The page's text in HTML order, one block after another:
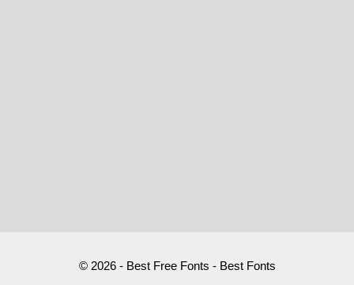
© 2026 - Best Free Fonts - Best Fonts